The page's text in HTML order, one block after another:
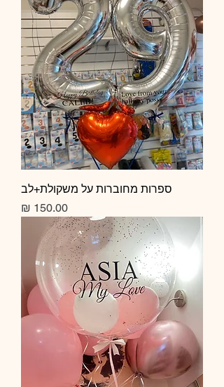
ספרות מחוברות על משקולת+לב
מחיר